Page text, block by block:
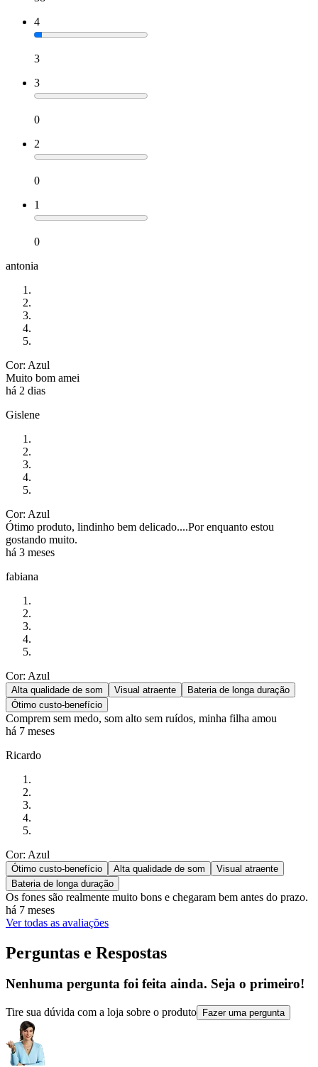
4
3
3
0
2
0
1
0
antonia
Cor: Azul
Muito bom amei
há 2 dias
Gislene
Cor: Azul
Ótimo produto, lindinho bem delicado....Por enquanto estou
gostando muito.
há 3 meses
fabiana
Cor: Azul
Alta qualidade de som Visual atraente
Bateria de longa duração
Ótimo custo-benefício
Comprem sem medo, som alto sem ruídos, minha filha amou
há 7 meses
Ricardo
Cor: Azul
Ótimo custo-benefício Alta qualidade de som
Visual atraente
Bateria de longa duração
Os fones são realmente muito bons e chegaram bem antes do prazo.
há 7 meses
Ver todas as avaliações
Perguntas e Respostas
Nenhuma pergunta foi feita ainda. Seja o primeiro!
Tire sua dúvida com a loja sobre o produto Fazer uma pergunta